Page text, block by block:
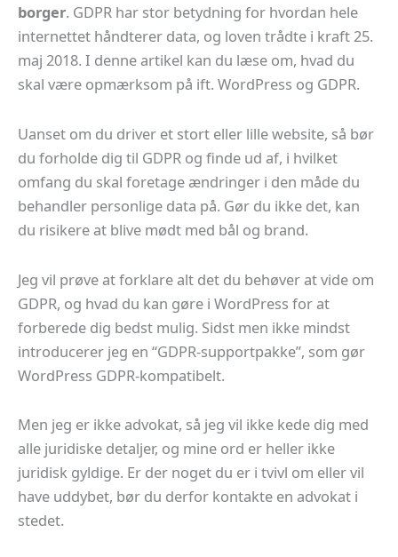
borger. GDPR har stor betydning for hvordan hele
internettet håndterer data, og loven trådte i kraft 25.
maj 2018. I denne artikel kan du læse om, hvad du
skal være opmærksom på ift. WordPress og GDPR.
Uanset om du driver et stort eller lille website, så bør
du forholde dig til GDPR og finde ud af, i hvilket
omfang du skal foretage ændringer i den måde du
behandler personlige data på. Gør du ikke det, kan
du risikere at blive mødt med bål og brand.
Jeg vil prøve at forklare alt det du behøver at vide om
GDPR, og hvad du kan gøre i WordPress for at
forberede dig bedst mulig. Sidst men ikke mindst
introducerer jeg en “GDPR-supportpakke”, som gør
WordPress GDPR-kompatibelt.
Men jeg er ikke advokat, så jeg vil ikke kede dig med
alle juridiske detaljer, og mine ord er heller ikke
juridisk gyldige. Er der noget du er i tvivl om eller vil
have uddybet, bør du derfor kontakte en advokat i
stedet.